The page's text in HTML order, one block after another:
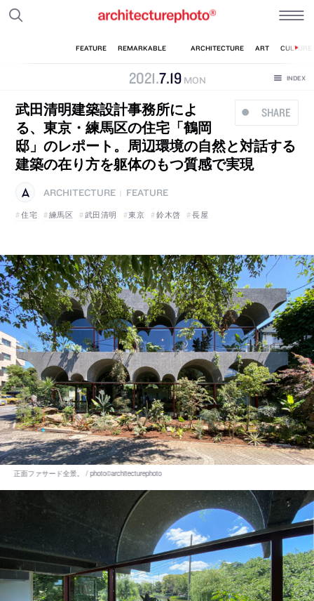
2021.7.19 MON
SHARE
武田清明建築設計事務所によ
る、東京・練馬区の住宅「鶴岡
邸」のレポート。周辺環境の自然と対話する
建築の在り方を躯体のもつ質感で実現
ARCHITECTURE
FEATURE
住宅
練馬区 武田清明 東京 鈴木啓 長屋